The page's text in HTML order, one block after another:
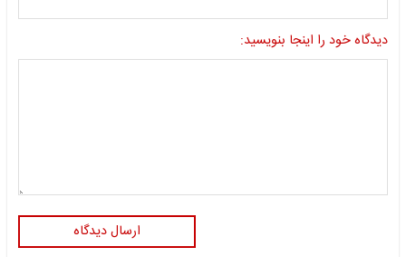
دیدگاه خود را اینجا بنویسید:
ارسال دیدگاه